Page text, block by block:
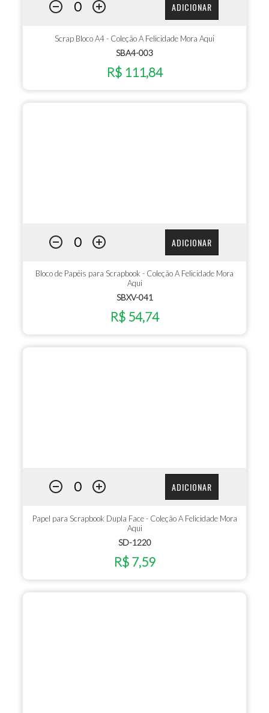
ADICIONAR
Scrap Bloco A4 - Coleção A Felicidade Mora Aqui
SBA4-003
R$ 111,84
ADICIONAR
Bloco de Papéis para Scrapbook - Coleção A Felicidade Mora
Aqui
SBXV-041
R$ 54,74
ADICIONAR
Papel para Scrapbook Dupla Face - Coleção A Felicidade Mora
Aqui
SD-1220
R$ 7,59